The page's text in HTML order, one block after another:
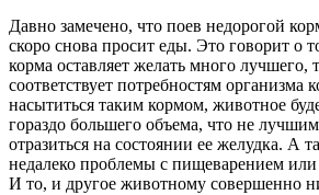
Давно замечено, что поев недорогой
скоро снова просит еды. Это говорит о
корма оставляет желать много лучшего,
соответствует потребностям организма
насытиться таким кормом, животное
гораздо большего объема, что не
отразиться на состоянии ее желудка. А
недалеко проблемы с пищеварением
И то, и другое животному совершенно